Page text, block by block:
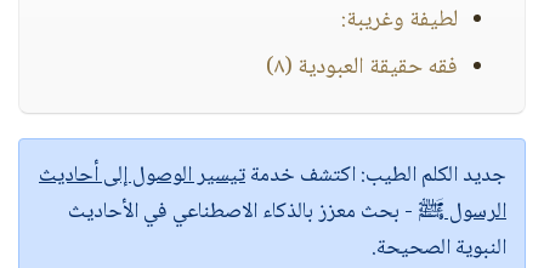
لطيفة وغريبة:
فقه حقيقة العبودية (٨)
جديد الكلم الطيب:اكتشف خدمةتيسير الوصول إلى أحاديث
الرسول ﷺ - بحث معزز بالذكاء الاصطناعي في الأحاديث
النبوية الصحيحة.